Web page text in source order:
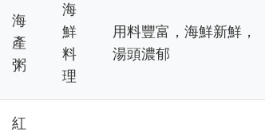
海
產
粥
海
鮮
料
理
用料豐富，海鮮新鮮，
湯頭濃郁
紅